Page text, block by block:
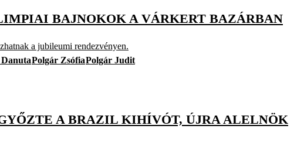
BAJNOKOK A VÁRKERT BAZÁRBAN
a jubileumi rendezvényen.
Polgár ZsófiaPolgár Judit
A BRAZIL KIHÍVÓT, ÚJRA ALELNÖK